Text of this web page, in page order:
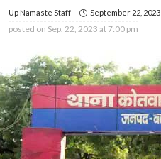
Up Namaste Staff September 22, 2023
posted on Sep. 22, 2023 at 7:00 pm